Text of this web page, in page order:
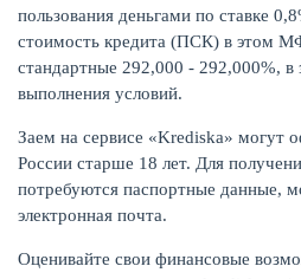
пользования деньгами по ставке
стоимость кредита (ПСК) в этом
стандартные 292,000 - 292,000%, в
выполнения условий.
Заем на сервисе «Krediska» могут
России старше 18 лет. Для
потребуются паспортные данные,
электронная почта.
Оценивайте свои финансовые